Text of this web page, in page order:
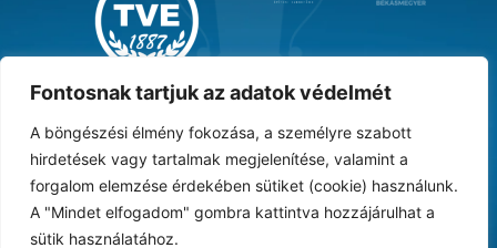
Fontosnak tartjuk az adatok védelmét
A böngészési élmény fokozása, a személyre szabott
hirdetések vagy tartalmak megjelenítése, valamint a
forgalom elemzése érdekében sütiket (cookie) használunk.
A "Mindet elfogadom" gombra kattintva hozzájárulhat a
sütik használatához.
MAGYAR KUPA GYŐZTES ‘31
DOKUMENTUMTÁRARCHÍVUMKARRIERSAJTÓTAOBESZÁMOLÓK